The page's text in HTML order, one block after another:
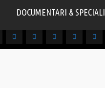
DOCUMENTARI & SPECIALI